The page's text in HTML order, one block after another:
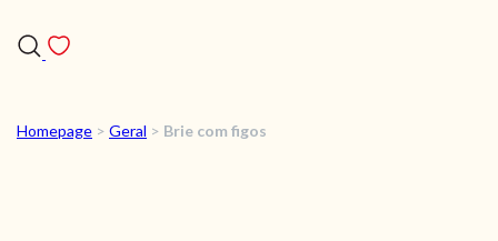
RECEITAS
Homepage > Geral > Brie com figos